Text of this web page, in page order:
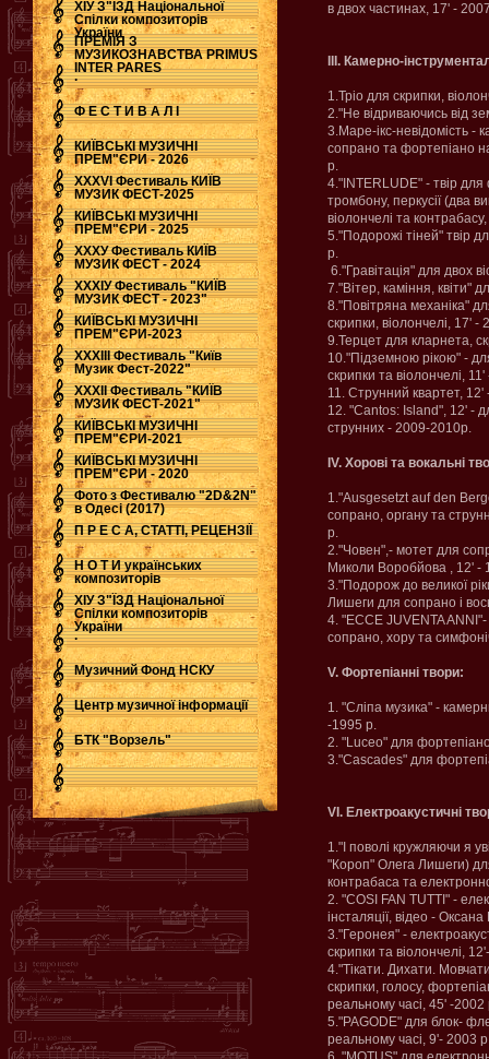
ХІУ З"ЇЗД Національної
Спілки композиторів
України
ПРЕМІЯ З
МУЗИКОЗНАВСТВА PRIMUS
INTER PARES
.
Ф Е С Т И В А Л І
КИЇВСЬКІ МУЗИЧНІ
ПРЕМ"ЄРИ - 2026
ХХХVI Фестиваль КИЇВ
МУЗИК ФЕСТ-2025
КИЇВСЬКІ МУЗИЧНІ
ПРЕМ"ЄРИ - 2025
ХХХУ Фестиваль КИЇВ
МУЗИК ФЕСТ - 2024
ХХХІУ Фестиваль "КИЇВ
МУЗИК ФЕСТ - 2023"
КИЇВСЬКІ МУЗИЧНІ
ПРЕМ"ЄРИ-2023
ХХХІІІ Фестиваль "Київ
Музик Фест-2022"
ХХХІІ Фестиваль "КИЇВ
МУЗИК ФЕСТ-2021"
КИЇВСЬКІ МУЗИЧНІ
ПРЕМ"ЄРИ-2021
КИЇВСЬКІ МУЗИЧНІ
ПРЕМ"ЄРИ - 2020
Фото з Фестивалю "2D&2N"
в Одесі (2017)
П Р Е С А, СТАТТІ, РЕЦЕНЗІЇ
Н О Т И українських
композиторів
ХІУ З"ЇЗД Національної
Спілки композиторів
України
.
Музичний Фонд НСКУ
Центр музичної інформації
БТК "Ворзель"
в двох частинах, 17' -
ІІІ. Камерно-
1.Тріо для скрипки,
2."Не відриваючись від
3.Маре-ікс-невідомість -
сопрано та фортепіано
р.
4."INTERLUDE" - твір
тромбону, перкусії (два
віолончелі та
5."Подорожі тіней" твір
р.
6."Гравітація" для двох
7."Вітер, каміння, квіти"
8."Повітряна механіка"
скрипки, віолончелі, 17' -
9.Терцет для кларнета,
10."Підземною pікою" -
скрипки та віолончелі,
11. Струнний квартет, 12'
12. "Cantos: Island", 12' -
струнних - 2009-2010р.
IV. Хорові та вокальні
1."Ausgesetzt auf den
сопрано, органу та
р.
2."Човен",- мотет для
Миколи Воробйова , 12' -
3."Подорож до великої
Лишеги для сопрано і
4. "ECCE JUVENTA
сопрано, хору та
V. Фортепіанні твори:
1. "Сліпа музика" -
-1995 р.
2. "Luceo" для
3."Cascades" для
VІ. Електроакустичні
1."І поволі кружляючи я
"Короп" Олега Лишеги)
контрабаса та
2. "COSI FAN TUTTI" -
інсталяції, відео -
3."Геронея" -
скрипки та віолончелі,
4."Тікати. Дихати.
скрипки, голосу,
реальному часі, 45' -2002
5."PAGODE" для блок-
реальному часі, 9'- 2003